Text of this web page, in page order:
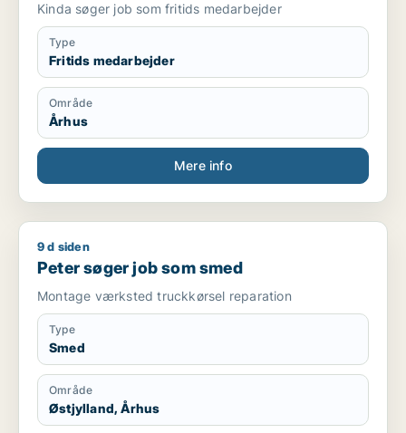
Kinda søger job som fritids medarbejder
Type
Fritids medarbejder
Område
Århus
Mere info
Peter søger job som smed
9 d siden
Peter søger job som smed
Montage værksted truckkørsel reparation
Type
Smed
Område
Østjylland, Århus